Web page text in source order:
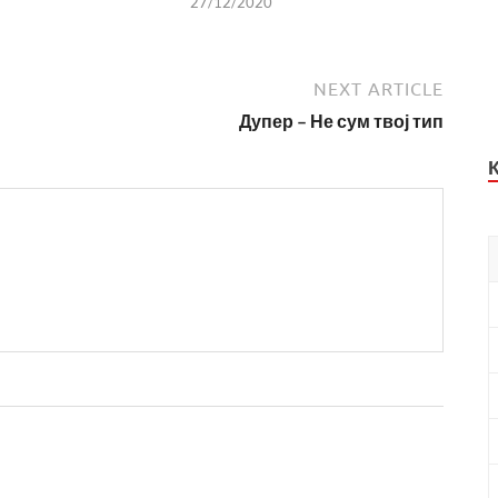
NEXT ARTICLE
Дупер – Не сум твој тип